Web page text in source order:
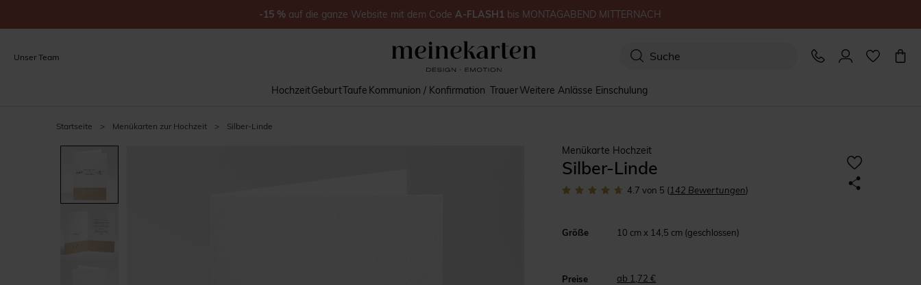
Unser Team
HochzeitGeburtTaufe Kommunion / Konfirmation TrauerWeitere Anlässe Einschulung
Startseite > Menükarten zur Hochzeit > Silber-Linde
Menükarte Hochzeit
Silber-Linde
4.7 von 5 (142 Bewertungen)
Größe 10 cm x 14,5 cm (geschlossen)
Preise ab 1,72 €
-15 % auf die ganze Website mit dem Code A-FLASH1 bis MONTAGABEND MITTERNACH